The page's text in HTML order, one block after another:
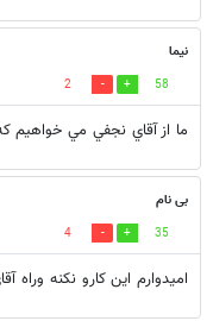
نيما
58
2
ما از آقاي نجفي مي خواهيم
بی نام
35
4
امیدوارم این کارو نکنه وراه